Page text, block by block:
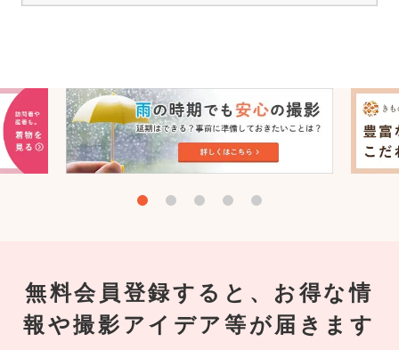
無料会員登録すると、お得な情
報や撮影アイデア等が届きます